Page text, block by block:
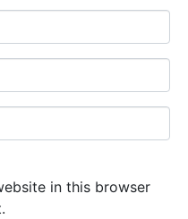
in this browser